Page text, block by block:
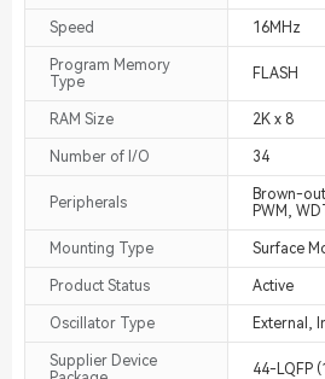
Speed 16MHz
Program Memory
Type
FLASH
RAM Size 2K x 8
Number of I/O 34
Peripherals
Brown-
PWM, WDT
Mounting Type Surface
Product Status Active
Oscillator Type External,
Supplier Device
44-LQFP